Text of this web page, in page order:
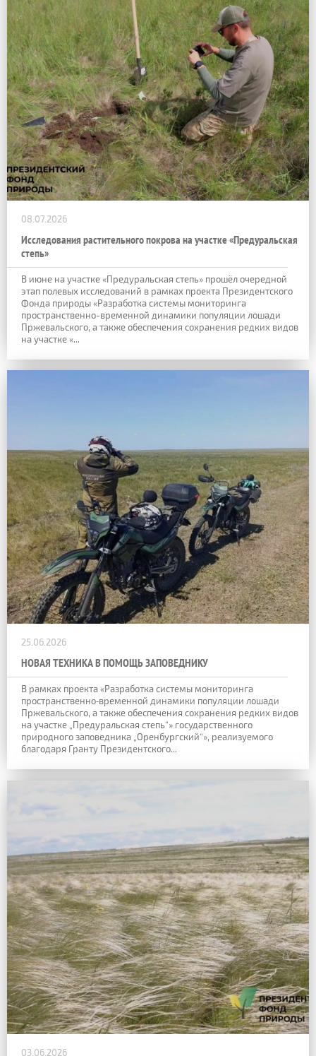
08.07.2026
Исследования растительного покрова на участке «Предуральская
степь»
В июне на участке «Предуральская степь» прошёл очередной
этап полевых исследований в рамках проекта Президентского
Фонда природы «Разработка системы мониторинга
пространственно-временной динамики популяции лошади
Пржевальского, а также обеспечения сохранения редких видов
на участке «...
25.06.2026
НОВАЯ ТЕХНИКА В ПОМОЩЬ ЗАПОВЕДНИКУ
В рамках проекта «Разработка системы мониторинга
пространственно‑временной динамики популяции лошади
Пржевальского, а также обеспечения сохранения редких видов
на участке „Предуральская степь“» государственного
природного заповедника „Оренбургский“», реализуемого
благодаря Гранту Президентского...
03.06.2026